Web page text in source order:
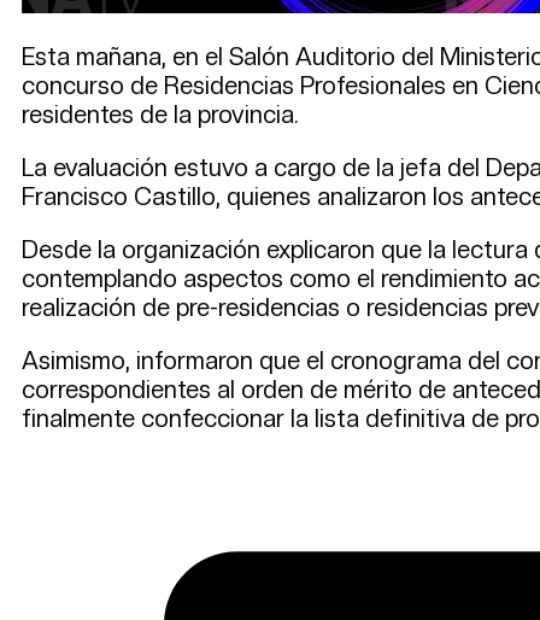
Esta mañana, en el Salón Auditorio del
concurso de Residencias Profesionales en
residentes de la provincia.
La evaluación estuvo a cargo de la jefa del
Francisco Castillo, quienes analizaron los
Desde la organización explicaron que la
contemplando aspectos como el rendimiento
realización de pre-residencias o residencias
Asimismo, informaron que el cronograma del
correspondientes al orden de mérito de
finalmente confeccionar la lista definitiva de